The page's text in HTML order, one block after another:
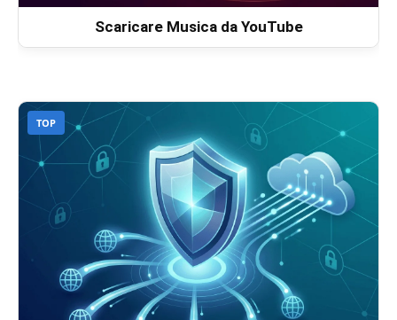
Scaricare Musica da YouTube
TOP